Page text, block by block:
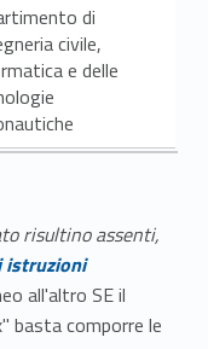
di
civile,
e delle
risultino assenti,
istruzioni
all'altro SE il
basta comporre le